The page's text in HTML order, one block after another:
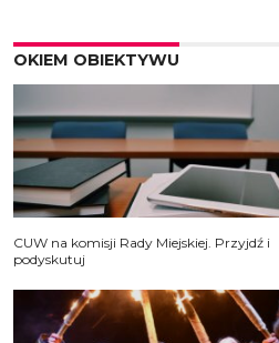
OKIEM OBIEKTYWU
CUW na komisji Rady Miejskiej. Przyjdź i
podyskutuj